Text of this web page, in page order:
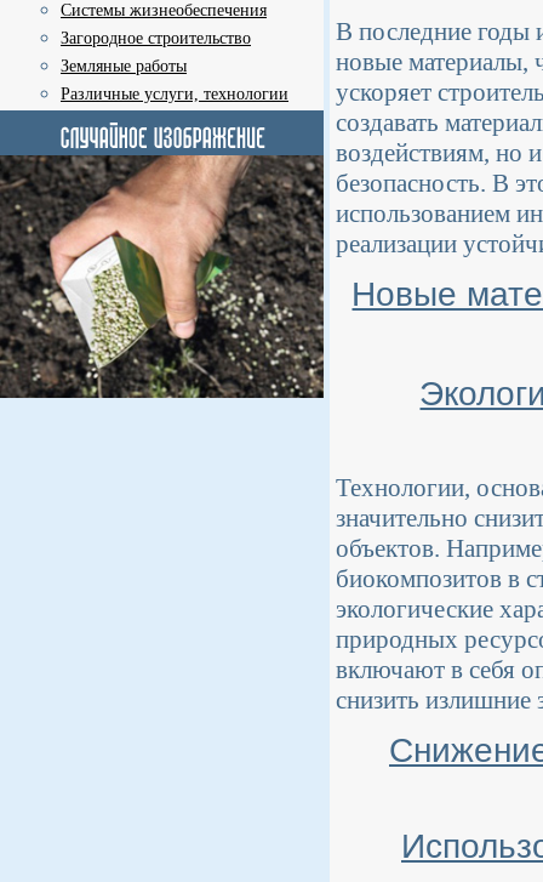
Системы жизнеобеспечения
Загородное строительство
Земляные работы
Различные услуги, технологии
В последние годы
новые материалы,
ускоряет
создавать
воздействиям, но
безопасность. В
использованием
реализации
Новые
Технологии,
значительно
объектов.
биокомпозитов в
экологические
природных
включают в себя
снизить излишние